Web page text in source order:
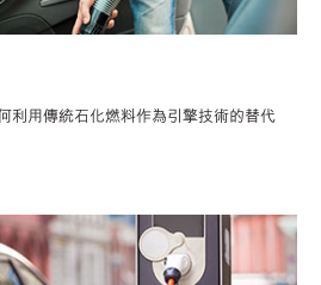
利用傳統石化燃料作為引擎技術的替代